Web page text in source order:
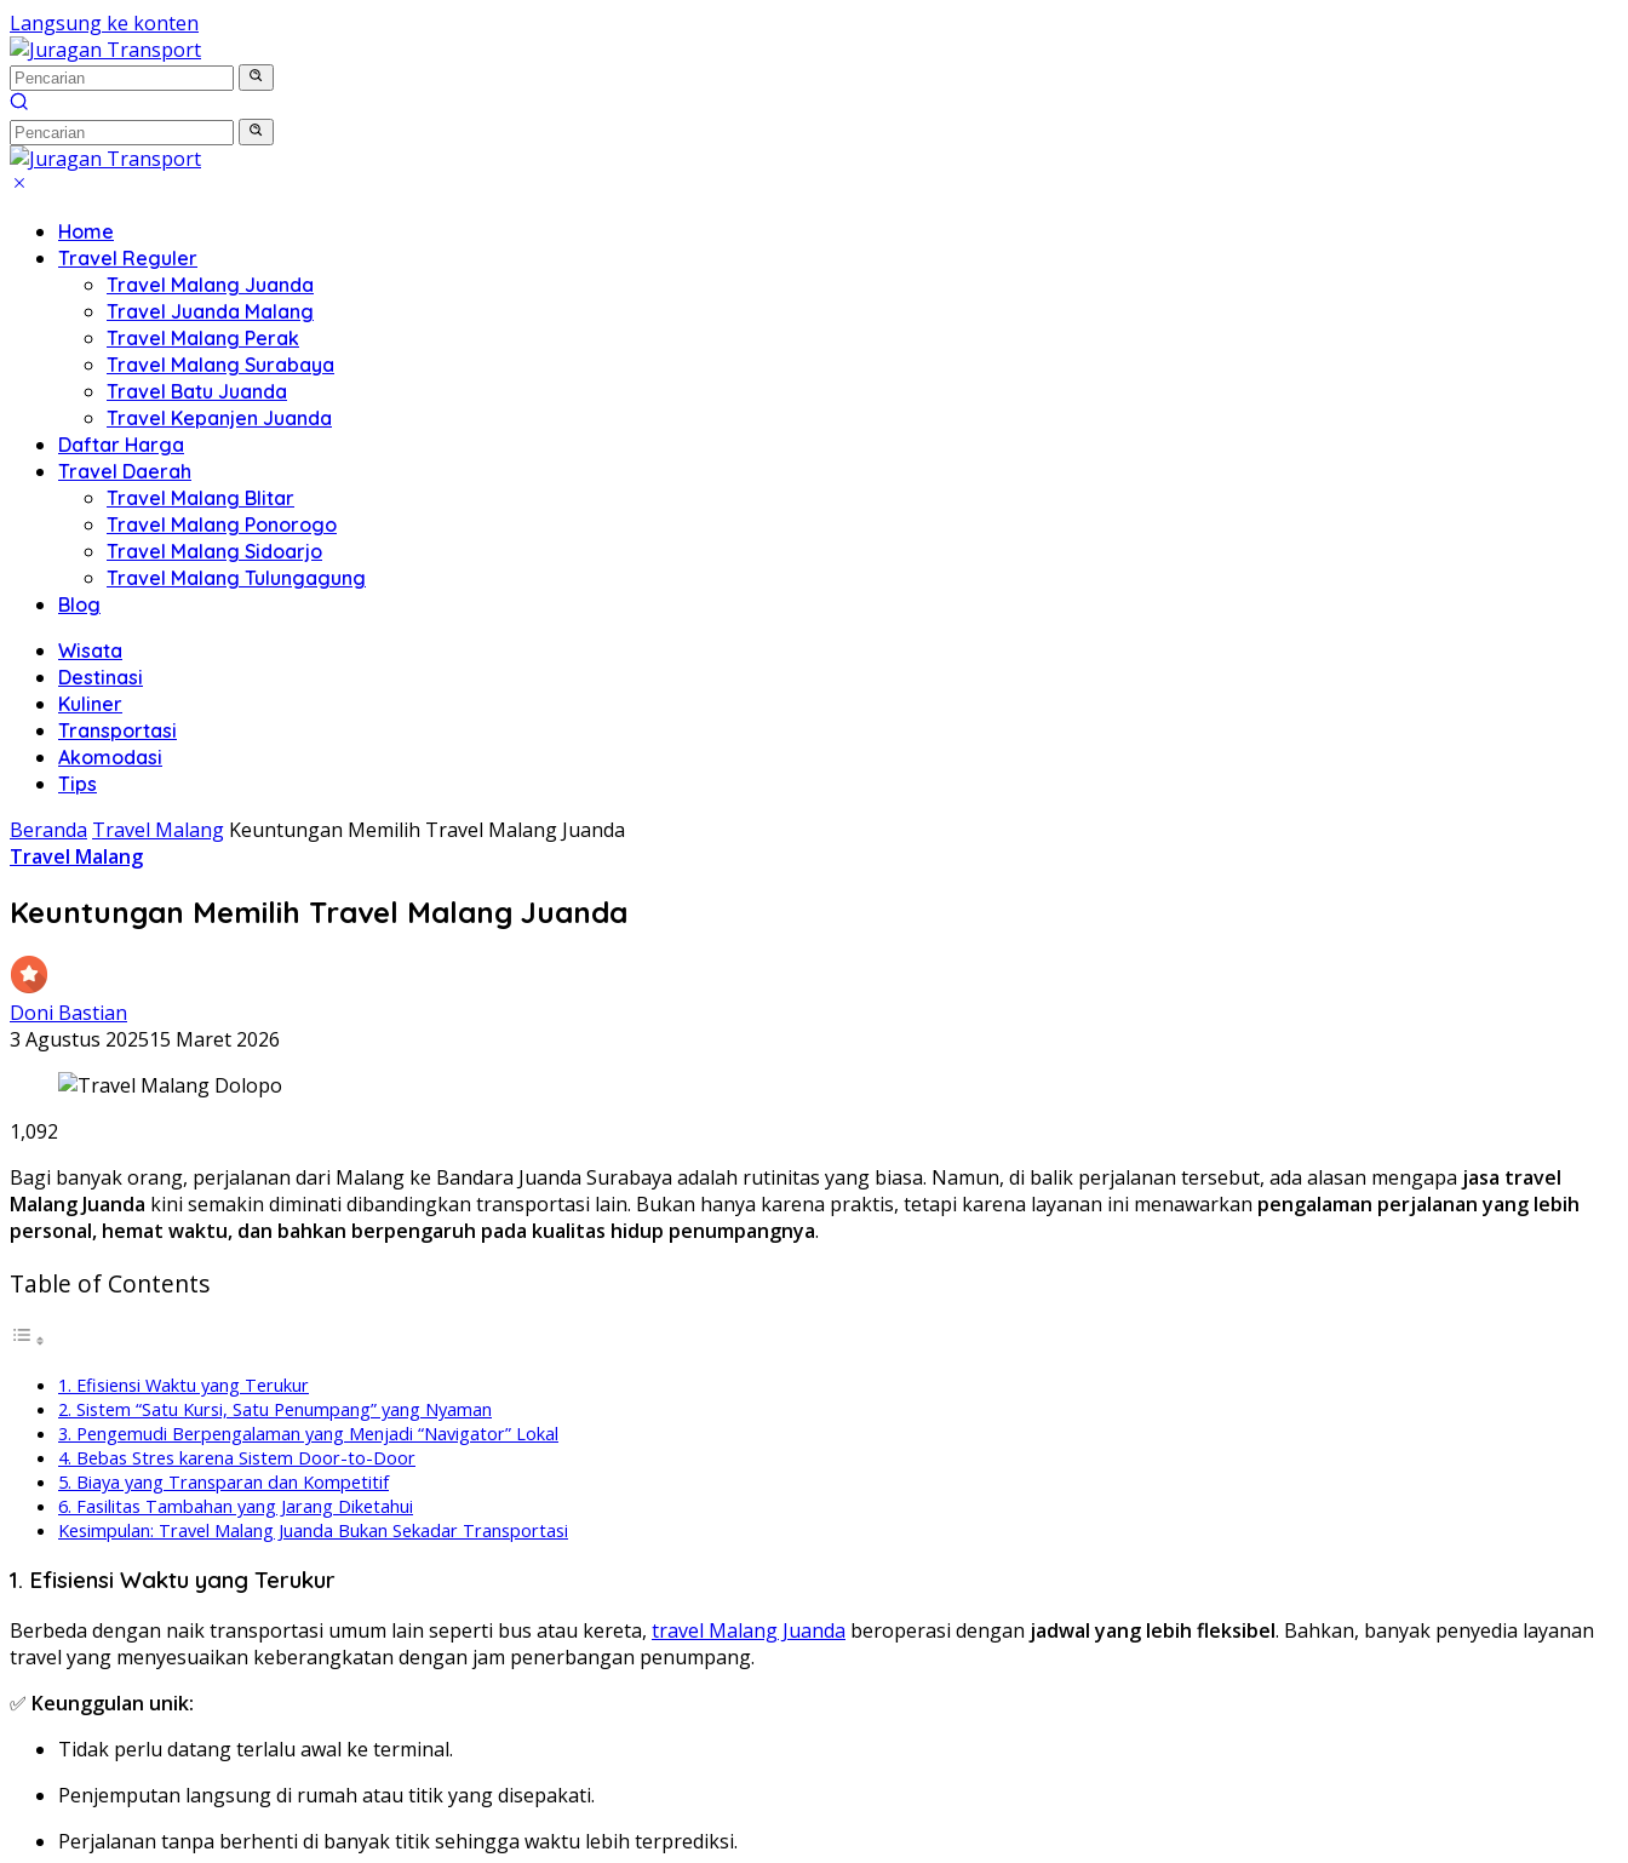
Langsung ke konten
Home
Travel Reguler
Travel Malang Juanda
Travel Juanda Malang
Travel Malang Perak
Travel Malang Surabaya
Travel Batu Juanda
Travel Kepanjen Juanda
Daftar Harga
Travel Daerah
Travel Malang Blitar
Travel Malang Ponorogo
Travel Malang Sidoarjo
Travel Malang Tulungagung
Blog
Wisata
Destinasi
Kuliner
Transportasi
Akomodasi
Tips
Beranda Travel Malang Keuntungan Memilih Travel Malang Juanda
Travel Malang
Keuntungan Memilih Travel Malang Juanda
Doni Bastian
3 Agustus 202515 Maret 2026
1,092
Bagi banyak orang, perjalanan dari Malang ke Bandara Juanda Surabaya adalah rutinitas yang biasa. Namun, di balik perjalanan tersebut, ada alasan mengapa jasa travel
Malang Juanda kini semakin diminati dibandingkan transportasi lain. Bukan hanya karena praktis, tetapi karena layanan ini menawarkan pengalaman perjalanan yang lebih
personal, hemat waktu, dan bahkan berpengaruh pada kualitas hidup penumpangnya.
Table of Contents
1. Efisiensi Waktu yang Terukur
2. Sistem “Satu Kursi, Satu Penumpang” yang Nyaman
3. Pengemudi Berpengalaman yang Menjadi “Navigator” Lokal
4. Bebas Stres karena Sistem Door-to-Door
5. Biaya yang Transparan dan Kompetitif
6. Fasilitas Tambahan yang Jarang Diketahui
Kesimpulan: Travel Malang Juanda Bukan Sekadar Transportasi
1. Efisiensi Waktu yang Terukur
Berbeda dengan naik transportasi umum lain seperti bus atau kereta, travel Malang Juanda beroperasi dengan jadwal yang lebih fleksibel. Bahkan, banyak penyedia layanan
travel yang menyesuaikan keberangkatan dengan jam penerbangan penumpang.
✅ Keunggulan unik:
Tidak perlu datang terlalu awal ke terminal.
Penjemputan langsung di rumah atau titik yang disepakati.
Perjalanan tanpa berhenti di banyak titik sehingga waktu lebih terprediksi.